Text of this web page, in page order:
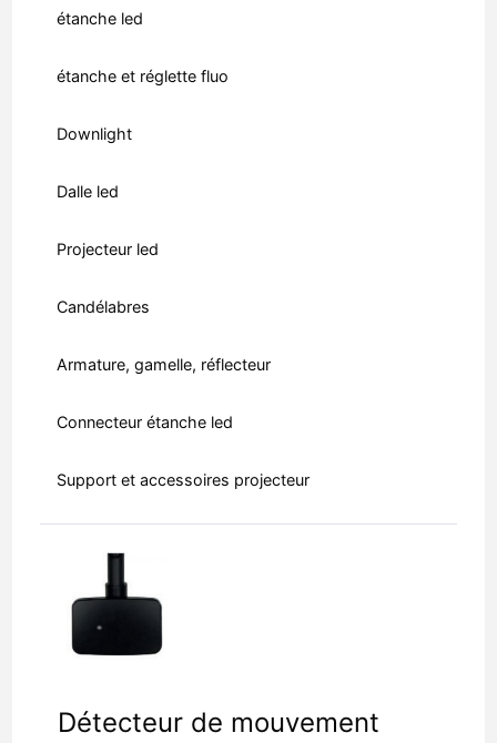
étanche led
étanche et réglette fluo
Downlight
Dalle led
Projecteur led
Candélabres
Armature, gamelle, réflecteur
Connecteur étanche led
Support et accessoires projecteur
Détecteur de mouvement